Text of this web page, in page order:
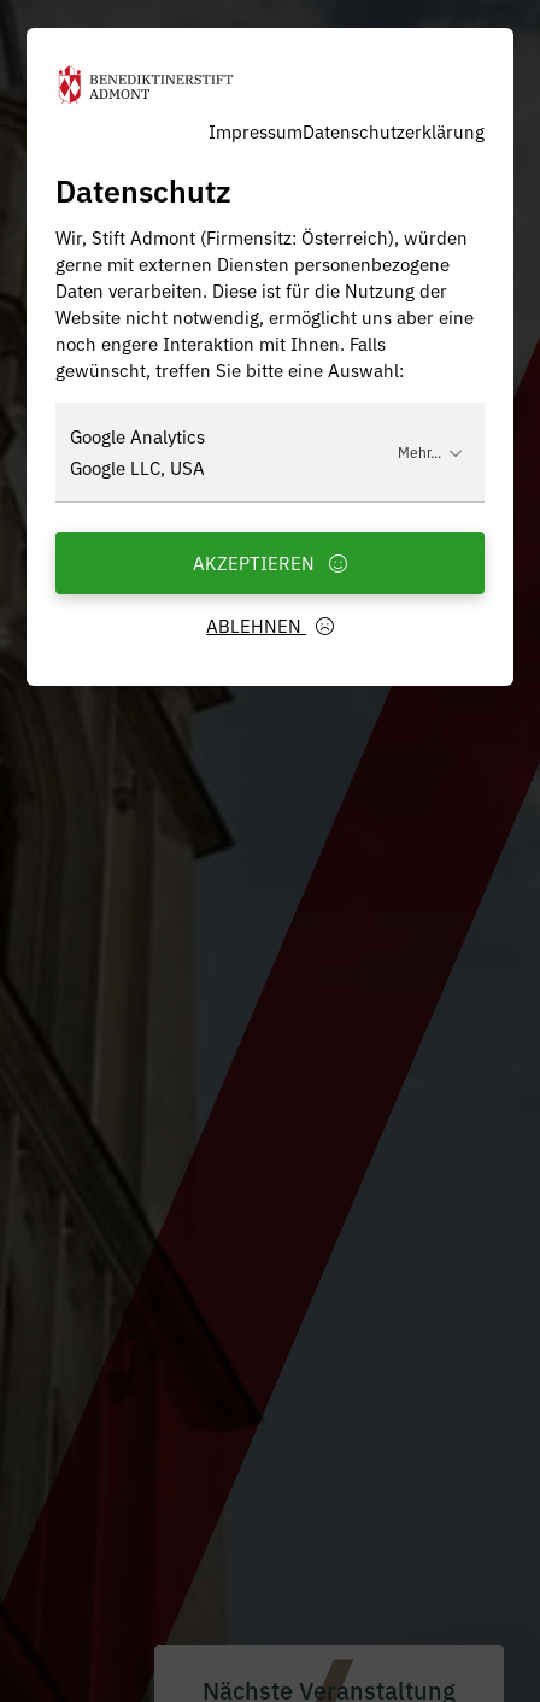
Nächste Veranstaltung
ImpressumDatenschutzerklärung
Datenschutz
Wir, Stift Admont (Firmensitz: Österreich), würden
gerne mit externen Diensten personenbezogene
Daten verarbeiten. Diese ist für die Nutzung der
Website nicht notwendig, ermöglicht uns aber eine
noch engere Interaktion mit Ihnen. Falls
gewünscht, treffen Sie bitte eine Auswahl:
Google Analytics
Google LLC, USA
Mehr...
ABLEHNEN
AKZEPTIEREN